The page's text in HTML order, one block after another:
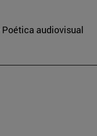
audiovisual